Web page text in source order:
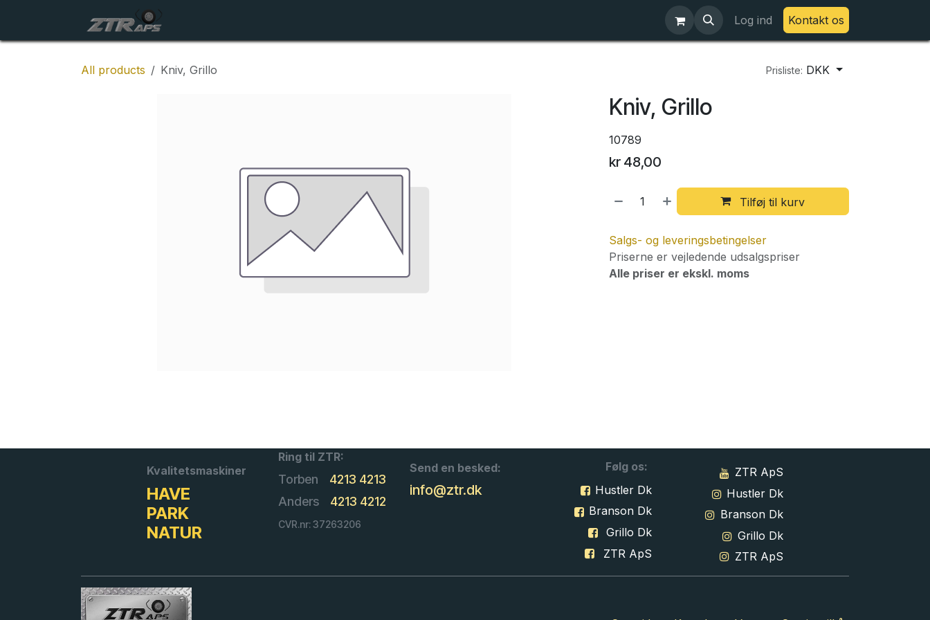
Log ind Kontakt os
All products Kniv, Grillo Prisliste: DKK
Kniv, Grillo
10789
kr 48,00
Tilføj til kurv
Salgs- og leveringsbetingelser
Priserne er vejledende udsalgspriser
Alle priser er ekskl. moms
Kvalitetsmaskiner
HAVE
PARK
NATUR
Ring til ZTR:
Torben
4213 4213
Anders
4213 4212
CVR.nr: 37263206
Send en besked:
info@ztr.dk
Følg os:
Hustler Dk
Branson Dk
Grillo Dk
ZTR ApS
ZTR ApS
Hustler Dk
Branson Dk
Grillo Dk
ZTR ApS